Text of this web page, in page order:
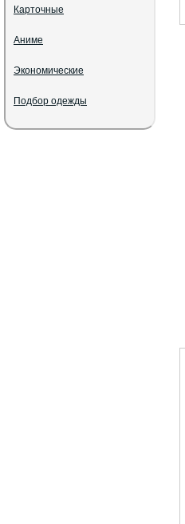
Карточные
Аниме
Экономические
Подбор одежды